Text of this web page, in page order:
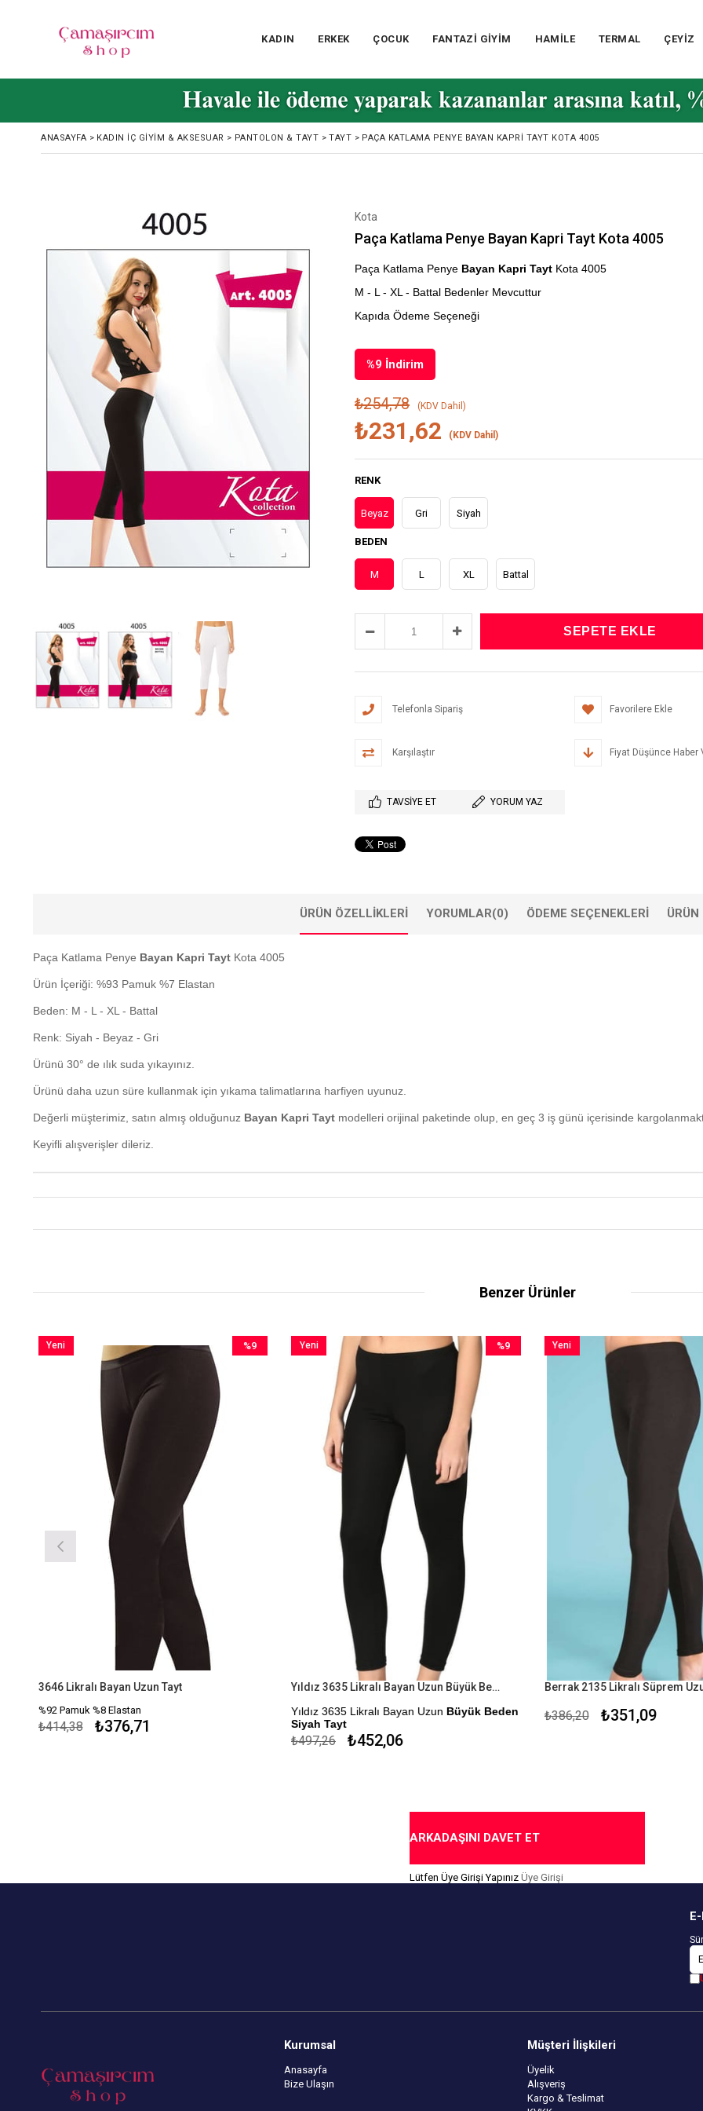
KADIN ERKEK ÇOCUK FANTAZİ GİYİM HAMİLE TERMAL ÇEYİZ
ANASAYFA > KADIN İÇ GIYIM & AKSESUAR > PANTOLON & TAYT > TAYT > PAÇA KATLAMA PENYE BAYAN KAPRI TAYT KOTA 4005
Kota
Paça Katlama Penye Bayan Kapri Tayt Kota 4005
Paça Katlama Penye Bayan Kapri Tayt Kota 4005
M - L - XL - Battal Bedenler Mevcuttur
Kapıda Ödeme Seçeneği
%9 İndirim
₺254,78 (KDV Dahil)
₺231,62 (KDV Dahil)
RENK
Beyaz Gri Siyah
BEDEN
M L XL Battal
Telefonla Sipariş Favorilere Ekle
Karşılaştır Fiyat Düşünce Haber
TAVSIYE ET YORUM YAZ
ÜRÜN ÖZELLIKLERI YORUMLAR(0) ÖDEME SEÇENEKLERI ÜRÜN
Paça Katlama Penye Bayan Kapri Tayt Kota 4005
Ürün İçeriği: %93 Pamuk %7 Elastan
Beden: M - L - XL - Battal
Renk: Siyah - Beyaz - Gri
Ürünü 30° de ılık suda yıkayınız.
Ürünü daha uzun süre kullanmak için yıkama talimatlarına harfiyen uyunuz.
Değerli müşterimiz, satın almış olduğunuz Bayan Kapri Tayt modelleri orijinal paketinde olup, en geç 3 iş günü içerisinde
Keyifli alışverişler dileriz.
Benzer Ürünler
3646 Likralı Bayan Uzun Tayt
%92 Pamuk %8 Elastan
₺376,71
₺414,38
%9
Yeni
Yıldız 3635 Likralı Bayan Uzun Büyük Beden Siyah Tayt
Yıldız 3635 Likralı Bayan UzunBüyük Beden
Siyah Tayt
Kapıda Ödeme Seçeneği
₺452,06
₺497,26
%9
İndirim
Yeni
₺351,09
₺386,20
Yeni
ARKADAŞINI DAVET ET
Lütfen Üye Girişi Yapınız Üye Girişi
Kurumsal
Anasayfa
Bize Ulaşın
Müşteri İlişkileri
Üyelik
Alışveriş
Kargo & Teslimat